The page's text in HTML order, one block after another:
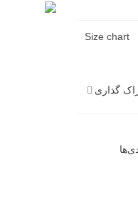
Size chart
گذاری